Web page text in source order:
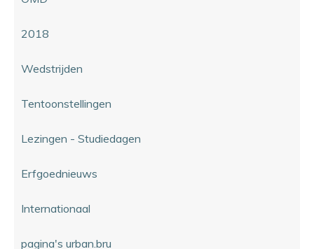
2018
Wedstrijden
Tentoonstellingen
Lezingen - Studiedagen
Erfgoednieuws
Internationaal
pagina's urban.bru